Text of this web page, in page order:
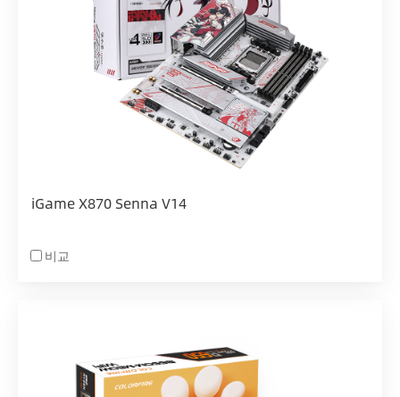
iGame X870 Senna V14
비교